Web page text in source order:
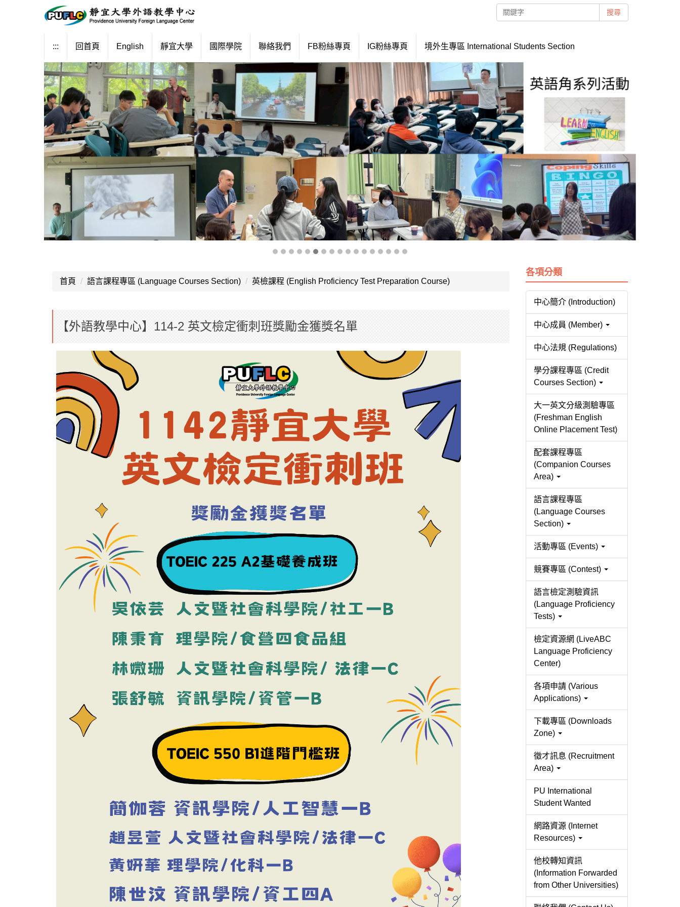
搜尋
::: 回首頁 English 靜宜大學 國際學院 聯絡我們 FB粉絲專頁 IG粉絲專頁 境外生專區 International Students Section
首頁 語言課程專區 (Language Courses Section) 英檢課程 (English Proficiency Test Preparation Course)
【外語教學中心】114-2 英文檢定衝刺班獎勵金獲獎名單
各項分類
中心簡介 (Introduction)
中心成員 (Member)
中心法規 (Regulations)
學分課程專區 (Credit
Courses Section)
大一英文分級測驗專區
(Freshman English
Online Placement Test)
配套課程專區
(Companion Courses
Area)
語言課程專區
(Language Courses
Section)
活動專區 (Events)
競賽專區 (Contest)
語言檢定測驗資訊
(Language Proficiency
Tests)
檢定資源網 (LiveABC
Language Proficiency
Center)
各項申請 (Various
Applications)
下載專區 (Downloads
Zone)
徵才訊息 (Recruitment
Area)
PU International
Student Wanted
網路資源 (Internet
Resources)
他校轉知資訊
(Information Forwarded
from Other Universities)